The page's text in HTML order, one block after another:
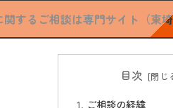
関するご相談は専門サイト（東
目次
ご相談の経緯